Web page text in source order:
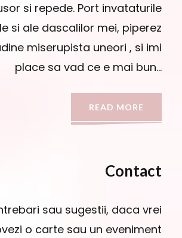
si repede. Port invataturile
si ale dascalilor mei, piperez
miserupista uneori , si imi
place sa vad ce e mai bun…
READ MORE
Contact
sau sugestii, daca vrei
o carte sau un eveniment